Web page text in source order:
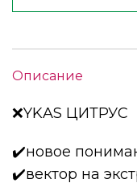
Описание
❌YKAS ЦИТРУС
✔️новое
✔️вектор на